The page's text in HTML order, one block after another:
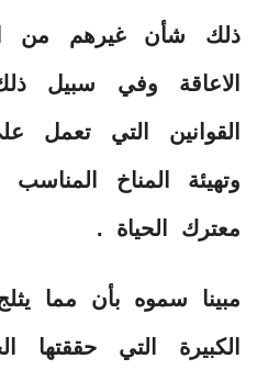
ذلك شأن غيرهم من
الاعاقة وفي سبيل
القوانين التي تعمل
وتهيئة المناخ
معترك الحياة .
مبينا سموه بأن مما
الكبيرة التي حققتها